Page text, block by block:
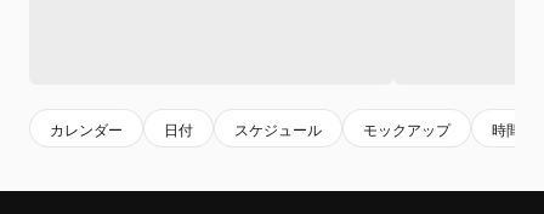
カレンダー 日付 スケジュール モックアップ 時間